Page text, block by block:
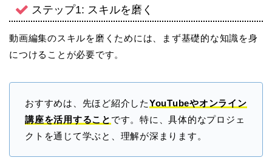
ステップ1: スキルを磨く
動画編集のスキルを磨くためには、まず基礎的な知識を身
につけることが必要です。
おすすめは、先ほど紹介したYouTubeやオンライン
講座を活用すること です。特に、具体的なプロジェ
クトを通じて学ぶと、理解が深まります。